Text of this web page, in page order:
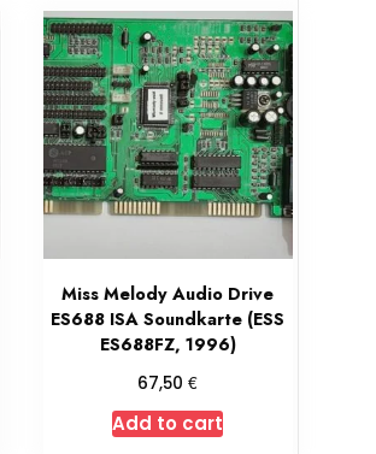
Miss Melody Audio Drive
ES688 ISA Soundkarte (ESS
ES688FZ, 1996)
67,50€
Add to cart